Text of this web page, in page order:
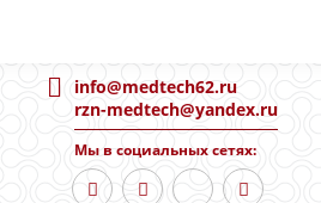
info@medtech62.ru
rzn-medtech@yandex.ru
Мы в социальных сетях: